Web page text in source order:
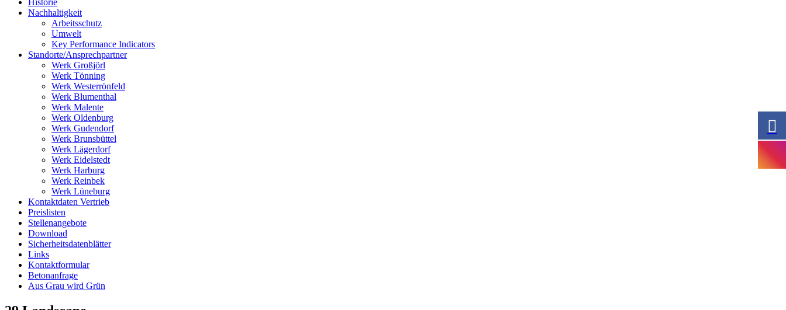
Historie
Nachhaltigkeit
Arbeitsschutz
Umwelt
Key Performance Indicators
Standorte/Ansprechpartner
Werk Großjörl
Werk Tönning
Werk Westerrönfeld
Werk Blumenthal
Werk Malente
Werk Oldenburg
Werk Gudendorf
Werk Brunsbüttel
Werk Lägerdorf
Werk Eidelstedt
Werk Harburg
Werk Reinbek
Werk Lüneburg
Kontaktdaten Vertrieb
Preislisten
Stellenangebote
Download
Sicherheitsdatenblätter
Links
Kontaktformular
Betonanfrage
Aus Grau wird Grün